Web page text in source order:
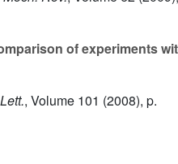
of experiments
, Volume 101 (2008), p.